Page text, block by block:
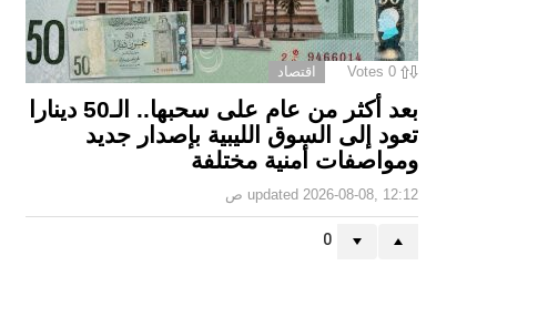
0
Votes اقتصاد
بعد أكثر من عام على سحبها.. الـ50 دينارا
تعود إلى السوق الليبية بإصدار جديد
ومواصفات أمنية مختلفة
updated 2026-08-08, 12:12 ص
0